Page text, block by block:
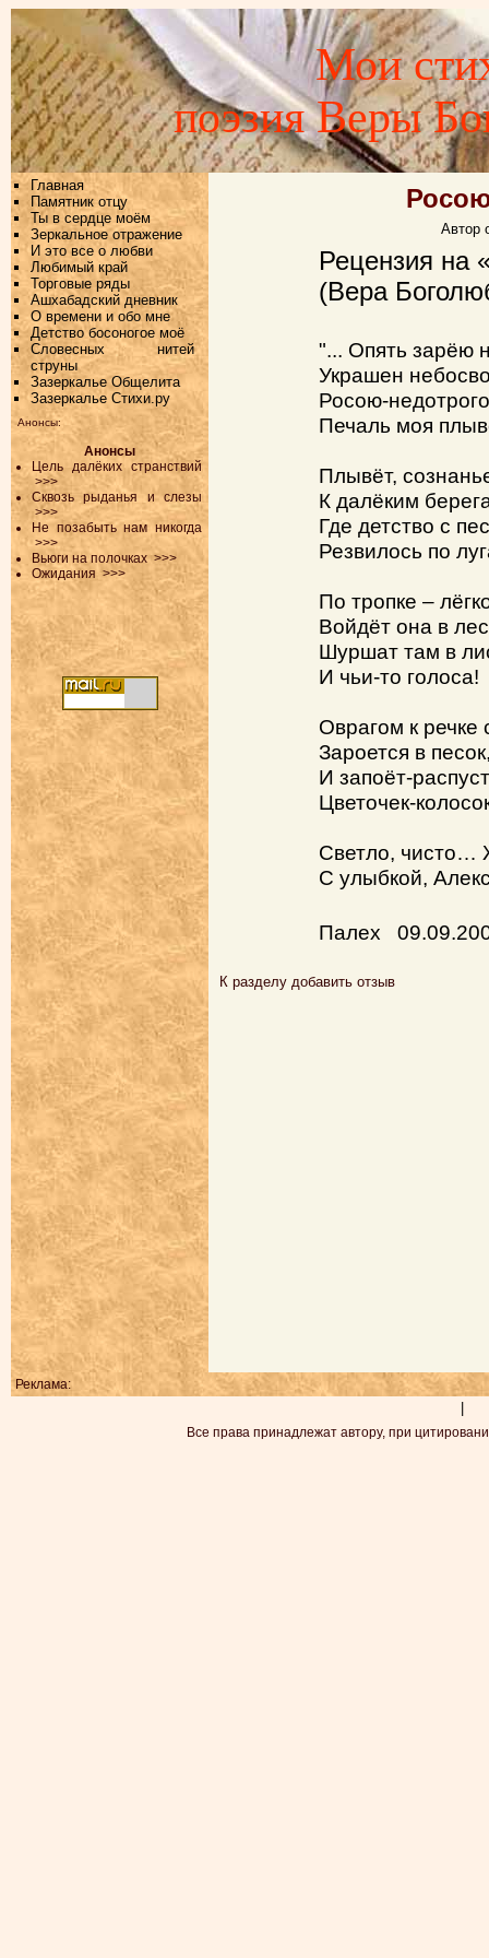
Мои
поэзия Веры
Главная
Памятник отцу
Ты в сердце моём
Зеркальное отражение
И это все о любви
Любимый край
Торговые ряды
Ашхабадский дневник
О времени и обо мне
Детство босоногое моё
Словесных нитей
струны
Зазеркалье Общелита
Зазеркалье Стихи.ру
Анонсы:
Анонсы
Цель далёких странствий
>>>
Сквозь рыданья и слезы
>>>
Не позабыть нам никогда
>>>
Вьюги на полочках >>>
Ожидания >>>
Автор
Рецензия на
(Вера
"... Опять зарёю
Украшен
Росою-
Печаль моя
Плывёт,
К далёким
Где детство с
Резвилось по
По тропке –
Войдёт она в
Шуршат там в
И чьи-то голоса!
Оврагом к речке
Зароется в
И запоёт-
Цветочек-
Светло, чисто…
С улыбкой,
Палех
К разделу добавить отзыв
Реклама:
Все права принадлежат автору, при